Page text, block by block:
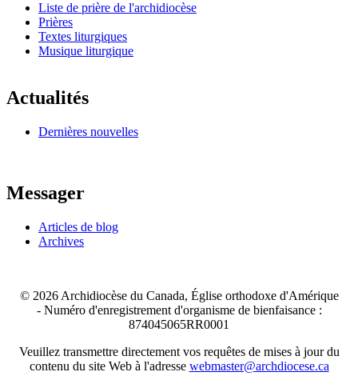
Liste de prière de l'archidiocèse
Prières
Textes liturgiques
Musique liturgique
Actualités
Dernières nouvelles
Messager
Articles de blog
Archives
© 2026 Archidiocèse du Canada, Église orthodoxe d'Amérique
- Numéro d'enregistrement d'organisme de bienfaisance :
874045065RR0001
Veuillez transmettre directement vos requêtes de mises à jour du
contenu du site Web à l'adresse webmaster@archdiocese.ca